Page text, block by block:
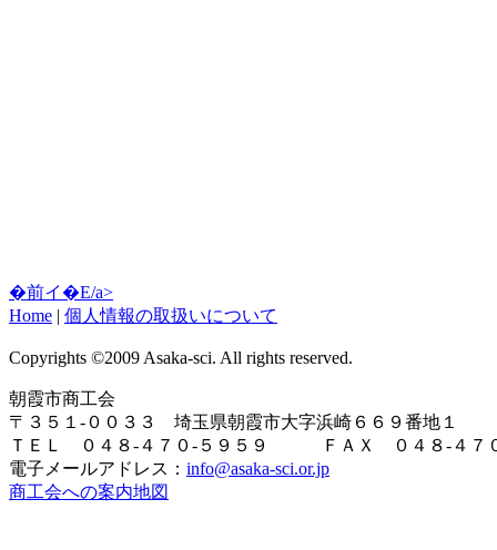
�前イ�E/a>
Home | 個人情報の取扱いについて
Copyrights ©2009 Asaka-sci. All rights reserved.
朝霞市商工会
〒３５１-００３３ 埼玉県朝霞市大字浜崎６６９番地１
ＴＥＬ ０４８-４７０-５９５９ ＦＡＸ ０４８-４７
電子メールアドレス： info@asaka-sci.or.jp
商工会への案内地図